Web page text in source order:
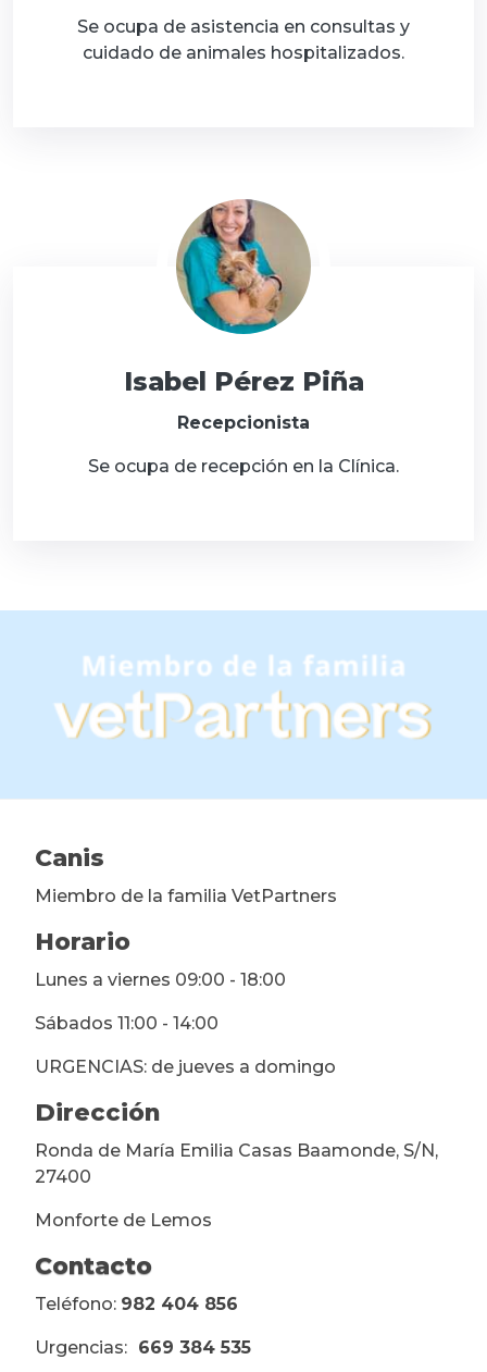
Se ocupa de asistencia en consultas y
cuidado de animales hospitalizados.
Isabel Pérez Piña
Recepcionista
Se ocupa de recepción en la Clínica.
Canis
Miembro de la familia VetPartners
Horario
Lunes a viernes 09:00 - 18:00
Sábados 11:00 - 14:00
URGENCIAS: de jueves a domingo
Dirección
Ronda de María Emilia Casas Baamonde, S/N,
27400
Monforte de Lemos
Contacto
Teléfono: 982 404 856
Urgencias: 669 384 535